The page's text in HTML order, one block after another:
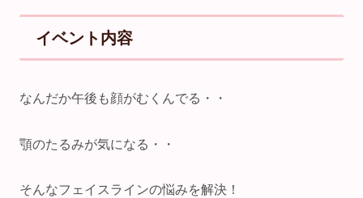
イベント内容
なんだか午後も顔がむくんでる・・
顎のたるみが気になる・・
そんなフェイスラインの悩みを解決！